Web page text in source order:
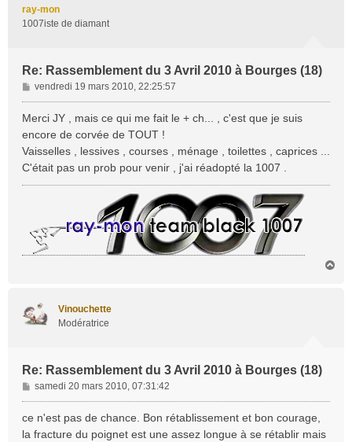
ray-mon
1007iste de diamant
Re: Rassemblement du 3 Avril 2010 à Bourges (18)
M
e
s
g
e
vendredi 19 mars 2010, 22:25:57
Merci JY , mais ce qui me fait le + ch... , c'est que je suis
encore de corvée de TOUT !
Vaisselles , lessives , courses , ménage , toilettes , caprices ...
C'était pas un prob pour venir , j'ai réadopté la 1007 .
Vinouchette
Modératrice
Re: Rassemblement du 3 Avril 2010 à Bourges (18)
M
e
s
s
samedi 20 mars 2010, 07:31:42
ce n'est pas de chance. Bon rétablissement et bon courage,
la fracture du poignet est une assez longue à se rétablir mais